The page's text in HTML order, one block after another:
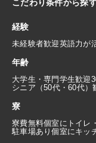
こだわり条件から探
経験
未経験者歓迎英語力が
年齢
大学生・専門学生歓迎
シニア（50代・60代）
寮
寮費無料個室にトイレ
駐車場あり個室にキッ